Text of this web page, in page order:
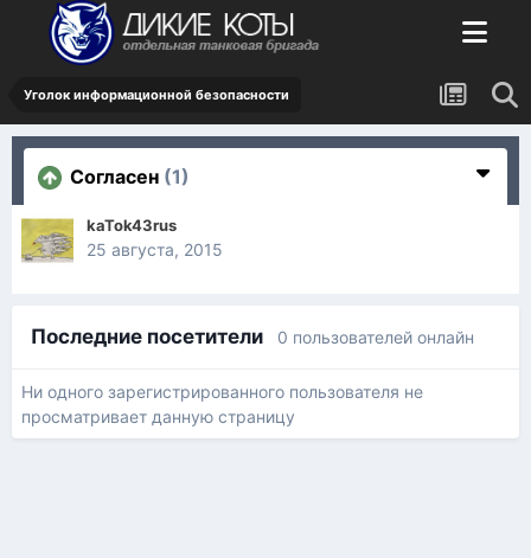
Уголок информационной безопасности
Согласен (1)
kaTok43rus
25 августа, 2015
Последние посетители 0 пользователей онлайн
Ни одного зарегистрированного пользователя не
просматривает данную страницу